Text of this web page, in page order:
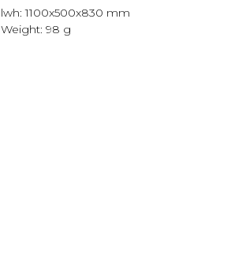
lwh: 1100x500x830 mm
Weight: 98 g